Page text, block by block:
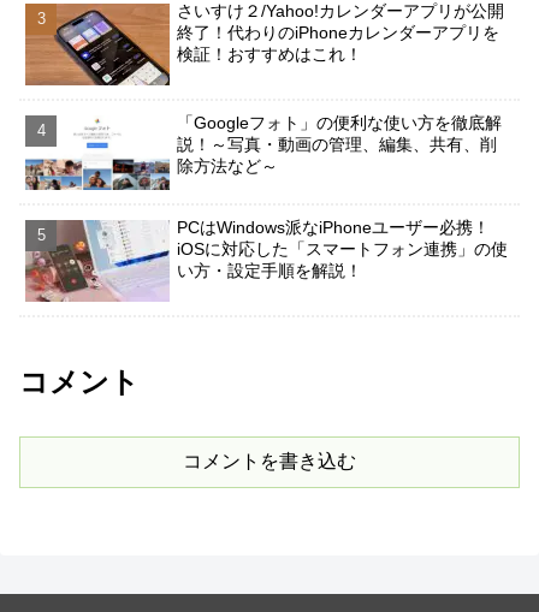
さいすけ２/Yahoo!カレンダーアプリが公開
終了！代わりのiPhoneカレンダーアプリを
検証！おすすめはこれ！
「Googleフォト」の便利な使い方を徹底解
説！～写真・動画の管理、編集、共有、削
除方法など～
PCはWindows派なiPhoneユーザー必携！
iOSに対応した「スマートフォン連携」の使
い方・設定手順を解説！
コメント
コメントを書き込む